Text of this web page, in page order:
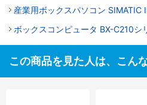
産業用ボックスパソコン SIMATIC
ボックスコンピュータ BX-C210シ
この商品を見た人は、こん